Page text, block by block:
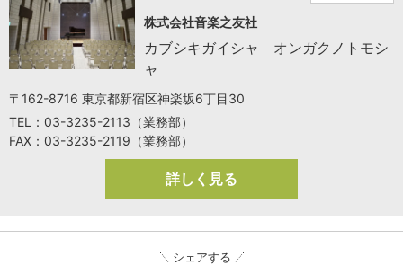
株式会社音楽之友社
カブシキガイシャ オンガクノトモシ
ャ
〒162-8716 東京都新宿区神楽坂6丁目30
TEL：03-3235-2113（業務部）
FAX：03-3235-2119（業務部）
詳しく見る
シェアする